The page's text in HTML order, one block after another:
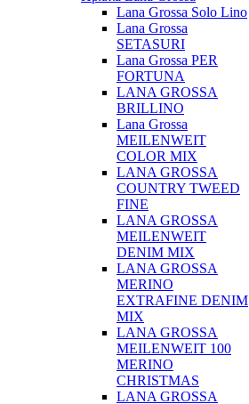
Lana Grossa Solo Lino
Lana Grossa
SETASURI
Lana Grossa PER
FORTUNA
LANA GROSSA
BRILLINO
Lana Grossa
MEILENWEIT
COLOR MIX
LANA GROSSA
COUNTRY TWEED
FINE
LANA GROSSA
MEILENWEIT
DENIM MIX
LANA GROSSA
MERINO
EXTRAFINE DENIM
MIX
LANA GROSSA
MEILENWEIT 100
MERINO
CHRISTMAS
LANA GROSSA